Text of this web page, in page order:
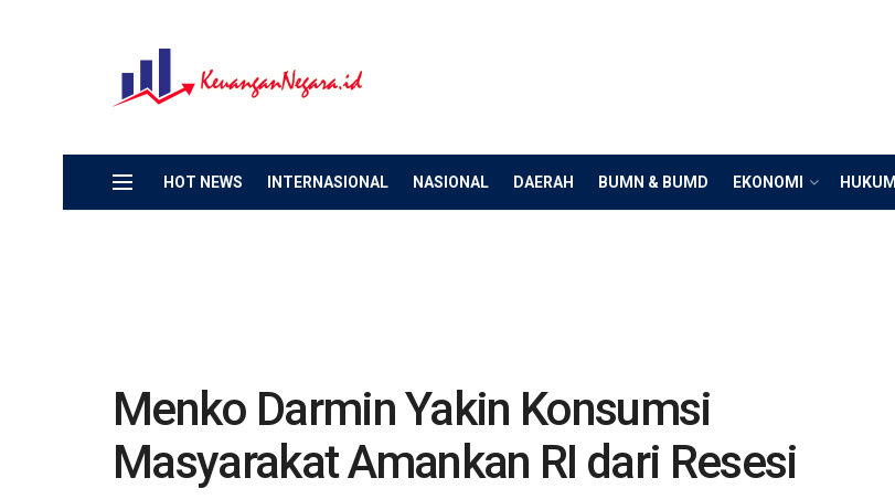
HOT NEWS INTERNASIONAL NASIONAL DAERAH BUMN & BUMD EKONOMI HUKUM
Menko Darmin Yakin Konsumsi
Masyarakat Amankan RI dari Resesi